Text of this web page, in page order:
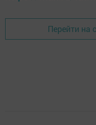
Перейти на